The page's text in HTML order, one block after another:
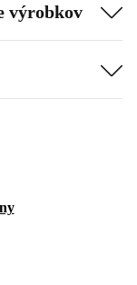
výrobkov